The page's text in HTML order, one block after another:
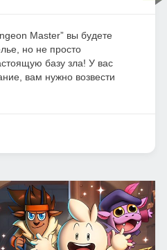
Master” вы будете
но не просто
базу зла! У вас
вам нужно возвести